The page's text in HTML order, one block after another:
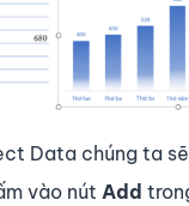
Data chúng ta
vào nút Add